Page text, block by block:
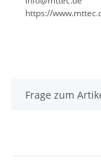
https://
Frage zum